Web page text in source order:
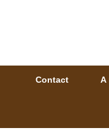
Contact A